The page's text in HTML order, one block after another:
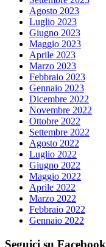
Agosto 2023
Luglio 2023
Giugno 2023
Maggio 2023
Aprile 2023
Marzo 2023
Febbraio 2023
Gennaio 2023
Dicembre 2022
Novembre 2022
Ottobre 2022
Settembre 2022
Agosto 2022
Luglio 2022
Giugno 2022
Maggio 2022
Aprile 2022
Marzo 2022
Febbraio 2022
Gennaio 2022
Seguici su Facebook